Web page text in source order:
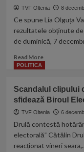
intrat
sau
n-
am
în
folosească
politică
ce
l-
dus
la
Buzău:
‘Nu
întorc
în
politica
mare,
TVF Oltenia 8
Ce spune Lia Olguța
rezultatele obținute
de duminică, 7
Read MoreRead
înfrângerea
lui
Băluță
Lia
Olguța
POLITICA
Scandalul clipului
sfidează Biroul
TVF Oltenia 6
Drulă contestă
electorală” Cătălin
reacționat vineri